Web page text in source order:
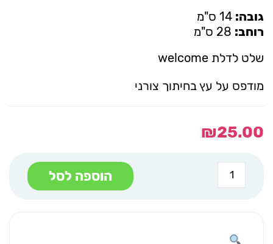
גובה:
רוחב:
שלט לדלת welcome
מודפס על עץ בחיתוך צורני
₪25.00
כמות
של
שלט
הוספה לסל